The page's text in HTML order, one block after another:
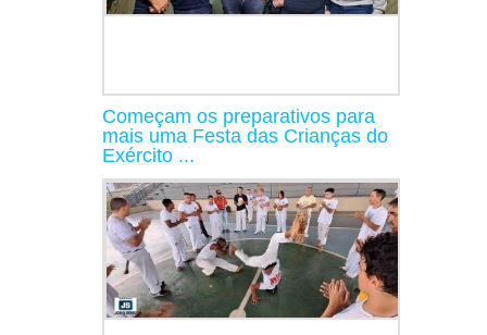
Começam os preparativos para
mais uma Festa das Crianças do
Exército ...